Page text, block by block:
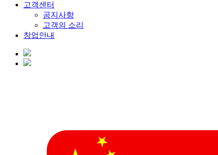
고객센터
공지사항
고객의 소리
창업안내